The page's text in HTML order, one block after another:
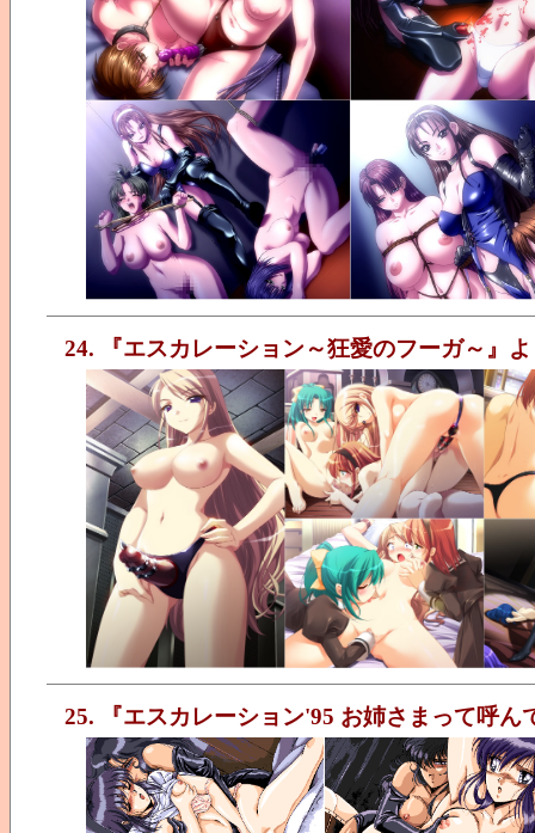
24. 『エスカレーション～狂愛のフーガ～』
25. 『エスカレーション'95 お姉さまって呼ん